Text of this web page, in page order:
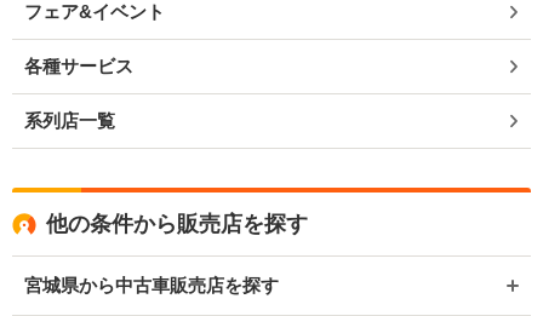
フェア&イベント
各種サービス
系列店一覧
他の条件から販売店を探す
宮城県から中古車販売店を探す